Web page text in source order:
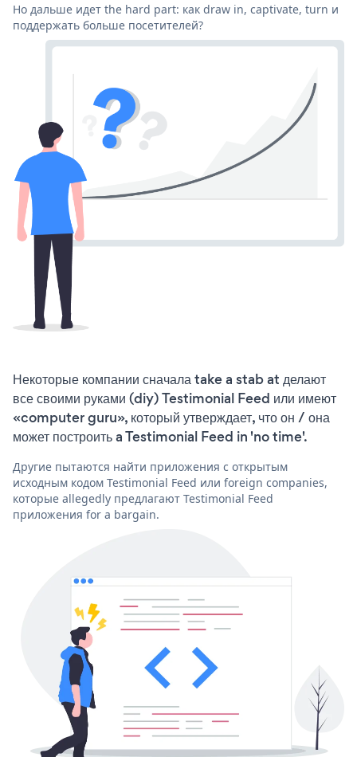
Но дальше идет the hard part: как draw in, captivate, turn и
поддержать больше посетителей?
Некоторые компании сначала take a stab at делают
все своими руками (diy) Testimonial Feed или имеют
«computer guru», который утверждает, что он / она
может построить a Testimonial Feed in 'no time'.
Другие пытаются найти приложения с открытым
исходным кодом Testimonial Feed или foreign companies,
которые allegedly предлагают Testimonial Feed
приложения for a bargain.